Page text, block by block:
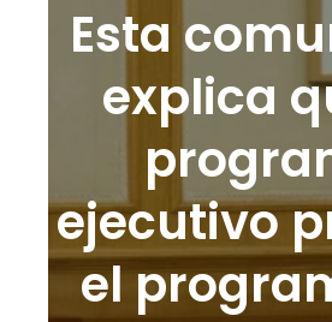
Esta
explica
ejecutivo
el